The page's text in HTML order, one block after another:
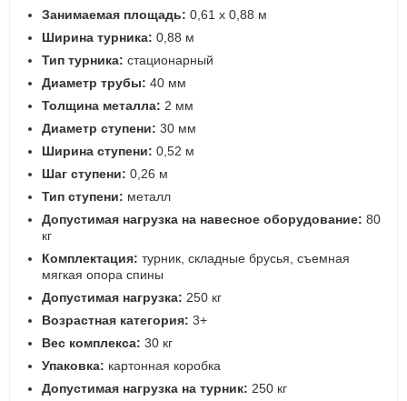
Занимаемая площадь: 0,61 х 0,88 м
Ширина турника: 0,88 м
Тип турника: стационарный
Диаметр трубы: 40 мм
Толщина металла: 2 мм
Диаметр ступени: 30 мм
Ширина ступени: 0,52 м
Шаг ступени: 0,26 м
Тип ступени: металл
Допустимая нагрузка на навесное оборудование: 80
кг
Комплектация: турник, складные брусья, съемная
мягкая опора спины
Допустимая нагрузка: 250 кг
Возрастная категория: 3+
Вес комплекса: 30 кг
Упаковка: картонная коробка
Допустимая нагрузка на турник: 250 кг